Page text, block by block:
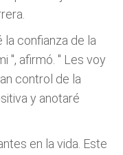
confianza de la
", afirmó. " Les voy
control de la
y anotaré
en la vida. Este